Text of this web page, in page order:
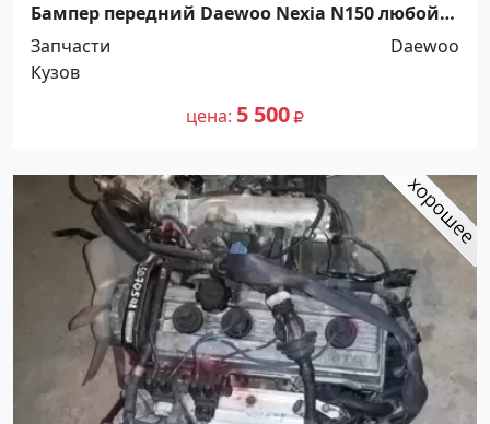
Бампер передний Daewoo Nexia N150 любой
цвет Краснодар
Запчасти
Daewoo
Кузов
цена 5 500